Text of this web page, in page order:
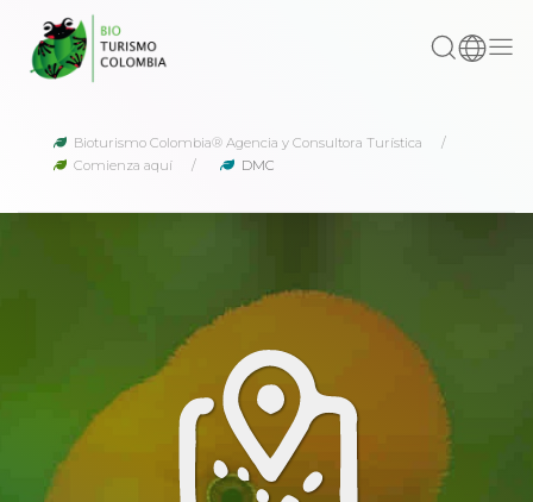
Bioturismo Colombia® Agencia y Consultora Turística
Comienza aquí
DMC